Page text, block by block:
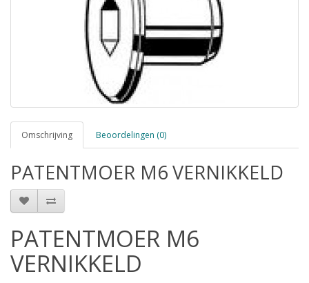
Omschrijving Beoordelingen (0)
PATENTMOER M6 VERNIKKELD
PATENTMOER M6
VERNIKKELD